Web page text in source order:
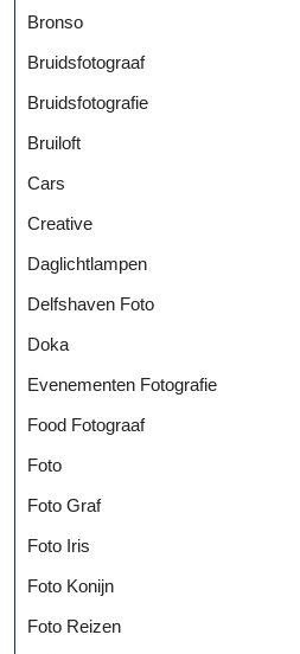
Bronso
Bruidsfotograaf
Bruidsfotografie
Bruiloft
Cars
Creative
Daglichtlampen
Delfshaven Foto
Doka
Evenementen Fotografie
Food Fotograaf
Foto
Foto Graf
Foto Iris
Foto Konijn
Foto Reizen